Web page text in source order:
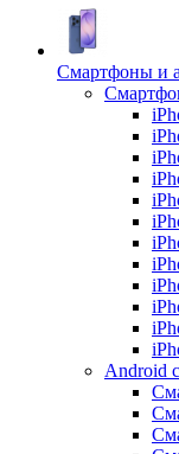
Смартфоны и
Android